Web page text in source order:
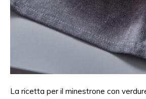
La ricetta per il minestrone con